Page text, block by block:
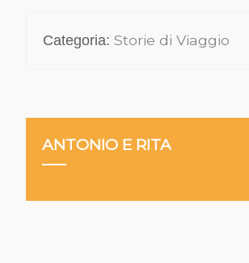
Categoria:Storie di Viaggio
ANTONIO E RITA